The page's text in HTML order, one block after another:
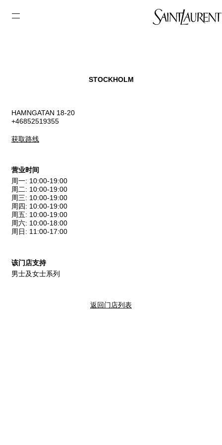
STOCKHOLM
HAMNGATAN 18-20
+46852519355
获取路线
营业时间
周一: 10:00-19:00
周二: 10:00-19:00
周三: 10:00-19:00
周四 : 10:00-19:00
周五: 10:00-19:00
周六: 10:00-18:00
周日 : 11:00-17:00
该门店支持
男士及女士系列
返回门店列表